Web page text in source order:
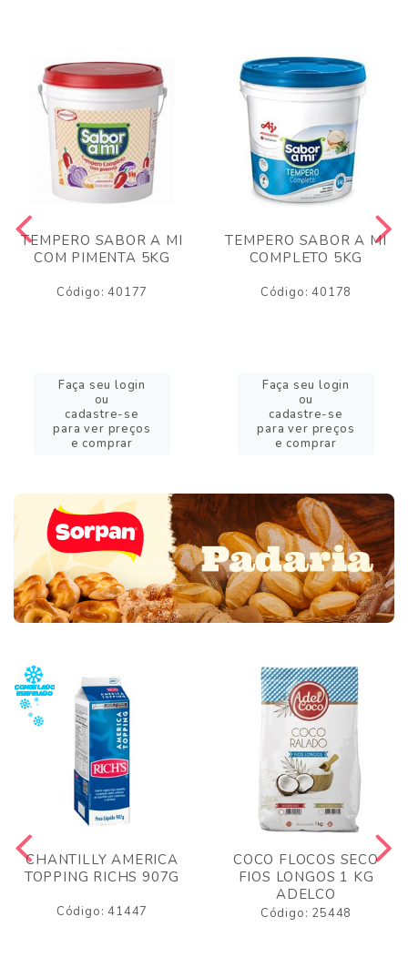
TEMPERO SABOR A MI
COM PIMENTA 5KG
Código: 40177
Faça seu login
ou
cadastre-se
para ver preços
e comprar
TEMPERO SABOR A MI
COMPLETO 5KG
Código: 40178
Faça seu login
ou
cadastre-se
para ver preços
e comprar
CHANTILLY AMERICA
TOPPING RICHS 907G
Código: 41447
COCO FLOCOS SECO
FIOS LONGOS 1 KG
ADELCO
Código: 25448